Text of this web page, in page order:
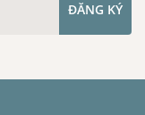
ĐĂNG KÝ